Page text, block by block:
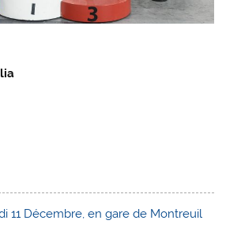
11 Décembre, en gare de Montreuil